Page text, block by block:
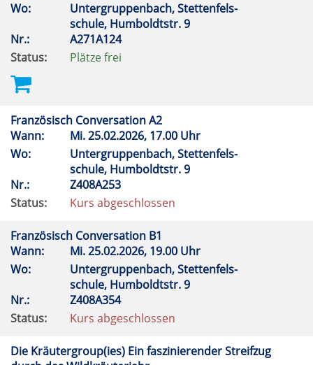
Wo:
Untergruppenbach, Stettenfels-
schule, Humboldtstr. 9
Nr.:
A271A124
Status:
Plätze frei
Französisch Conversation A2
Wann:
Mi.25.02.2026, 17.00 Uhr
Wo:
Untergruppenbach, Stettenfels-
schule, Humboldtstr. 9
Nr.:
Z408A253
Status:
Kurs abgeschlossen
Französisch Conversation B1
Wann:
Mi.25.02.2026, 19.00 Uhr
Wo:
Untergruppenbach, Stettenfels-
schule, Humboldtstr. 9
Nr.:
Z408A354
Status:
Kurs abgeschlossen
Die Kräutergroup(ies) Ein faszinierender Streifzug